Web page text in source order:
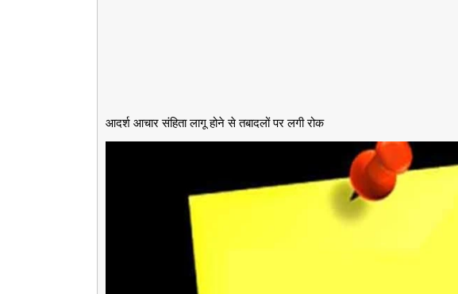
आदर्श आचार संहिता लागू होने से तबादलों पर लगी रोक